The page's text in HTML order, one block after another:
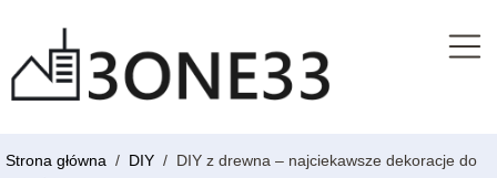
Strona główna / DIY / DIY z drewna – najciekawsze dekoracje do